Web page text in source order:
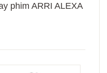
phim ARRI ALEXA